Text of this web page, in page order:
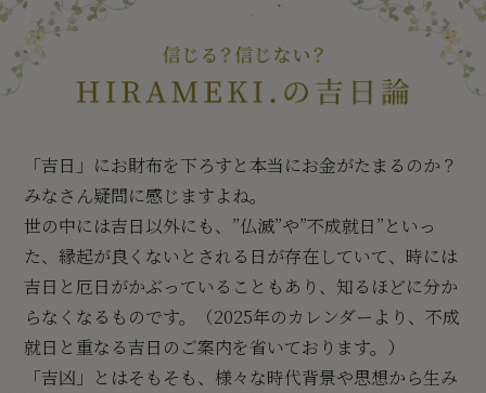
「吉日」にお財布を下ろすと本当にお金がたまるのか？
みなさん疑問に感じますよね。
世の中には吉日以外にも、”仏滅”や”不成就日”といっ
た、縁起が良くないとされる日が存在していて、時には
吉日と厄日がかぶっていることもあり、知るほどに分か
らなくなるものです。（2025年のカレンダーより、不成
就日と重なる吉日のご案内を省いております。）
「吉凶」とはそもそも、様々な時代背景や思想から生み